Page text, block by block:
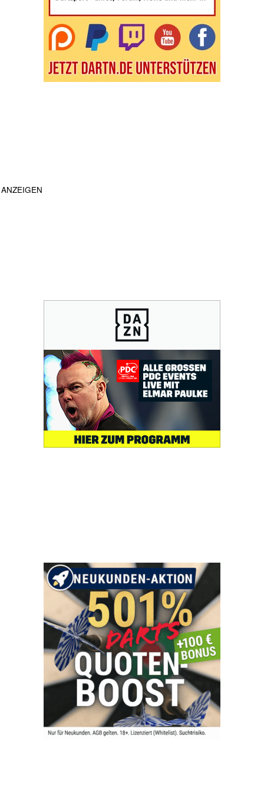
ANZEIGEN